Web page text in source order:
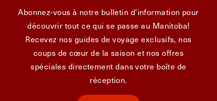
Abonnez-vous à notre bulletin d'information pour
découvrir tout ce qui se passe au Manitoba!
Recevez nos guides de voyage exclusifs, nos
coups de cœur de la saison et nos offres
spéciales directement dans votre boîte de
réception.